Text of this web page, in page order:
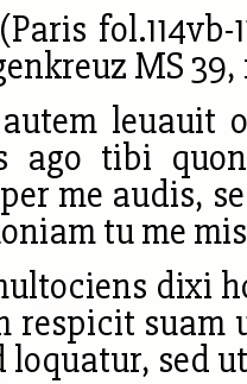
MS
leuauit
ago tibi
me audis,
tu me
dixi
respicit suam
loquatur, sed